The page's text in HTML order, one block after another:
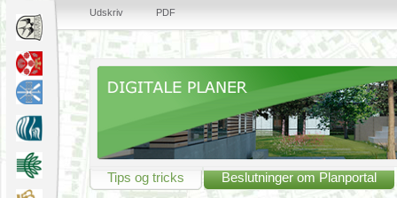
Udskriv PDF
Tips og tricks Beslutninger om Planportal